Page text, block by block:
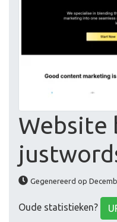
Website
Gegenereerd op
Oude statistieken?